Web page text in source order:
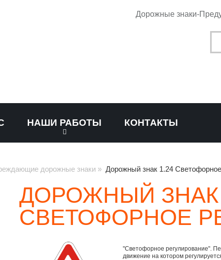
Дорожные знаки-
НАШИ РАБОТЫ КОНТАКТЫ
дорожные знаки » Дорожный знак 1.24
ДОРОЖНЫЙ ЗНАК
СВЕТОФОРНОЕ
"Светофорное регулирование".
движение на котором